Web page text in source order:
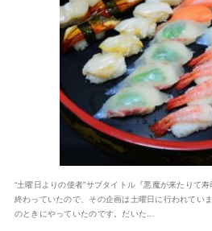
“土曜日よりの使者”サブタイトル『悪魔が来たりて
終わっていたので、その企画は土曜日に行われてい
のときにやっていたのです。だいた...